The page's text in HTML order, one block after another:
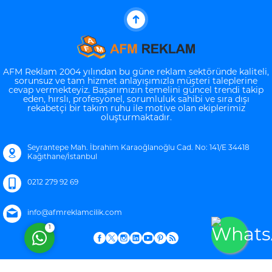
Müşteri Temsilcisi
1
AFM Reklam 2004 yılından bu güne reklam sektöründe kaliteli,
sorunsuz ve tam hizmet anlayışımızla müşteri taleplerine
cevap vermekteyiz. Başarımızın temelini güncel trendi takip
eden, hırslı, profesyonel, sorumluluk sahibi ve sıra dışı
rekabetçi bir takım ruhu ile motive olan ekiplerimiz
oluşturmaktadır.
Seyrantepe Mah. İbrahim Karaoğlanoğlu Cad. No: 141/E 34418
Kağıthane/İstanbul
0212 279 92 69
info@afmreklamcilik.com